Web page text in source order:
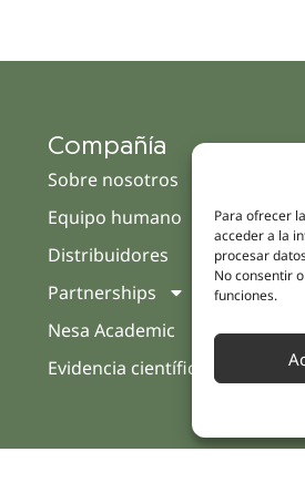
Para ofrecer
acceder a la
procesar
No consentir
funciones.
Compañía
Sobre nosotros
Equipo humano
Distribuidores
Partnerships
Nesa Academic
Evidencia científica